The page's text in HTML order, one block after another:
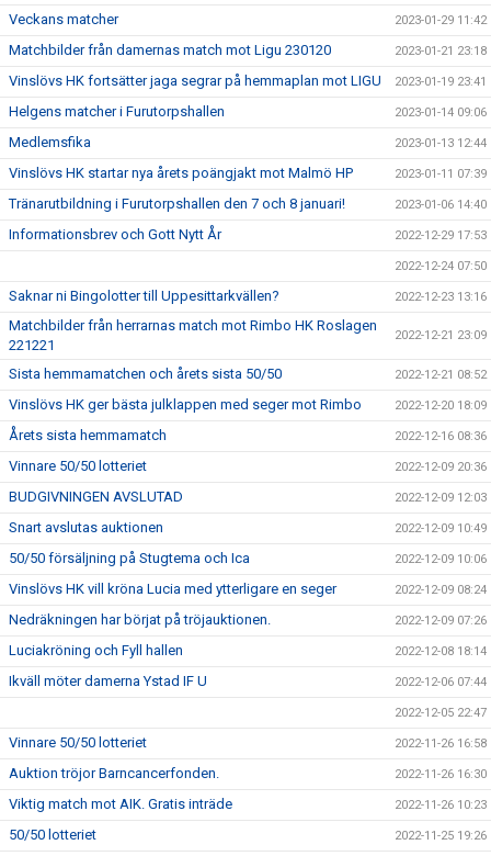
Veckans matcher 2023-01-29 11:42
Matchbilder från damernas match mot Ligu 230120 2023-01-21 23:18
Vinslövs HK fortsätter jaga segrar på hemmaplan mot LIGU 2023-01-19 23:41
Helgens matcher i Furutorpshallen 2023-01-14 09:06
Medlemsfika 2023-01-13 12:44
Vinslövs HK startar nya årets poängjakt mot Malmö HP 2023-01-11 07:39
Tränarutbildning i Furutorpshallen den 7 och 8 januari! 2023-01-06 14:40
Informationsbrev och Gott Nytt År 2022-12-29 17:53
2022-12-24 07:50
Saknar ni Bingolotter till Uppesittarkvällen? 2022-12-23 13:16
Matchbilder från herrarnas match mot Rimbo HK Roslagen
221221
2022-12-21 23:09
Sista hemmamatchen och årets sista 50/50 2022-12-21 08:52
Vinslövs HK ger bästa julklappen med seger mot Rimbo 2022-12-20 18:09
Årets sista hemmamatch 2022-12-16 08:36
Vinnare 50/50 lotteriet 2022-12-09 20:36
BUDGIVNINGEN AVSLUTAD 2022-12-09 12:03
Snart avslutas auktionen 2022-12-09 10:49
50/50 försäljning på Stugtema och Ica 2022-12-09 10:06
Vinslövs HK vill kröna Lucia med ytterligare en seger 2022-12-09 08:24
Nedräkningen har börjat på tröjauktionen. 2022-12-09 07:26
Luciakröning och Fyll hallen 2022-12-08 18:14
Ikväll möter damerna Ystad IF U 2022-12-06 07:44
2022-12-05 22:47
Vinnare 50/50 lotteriet 2022-11-26 16:58
Auktion tröjor Barncancerfonden. 2022-11-26 16:30
Viktig match mot AIK. Gratis inträde 2022-11-26 10:23
50/50 lotteriet 2022-11-25 19:26